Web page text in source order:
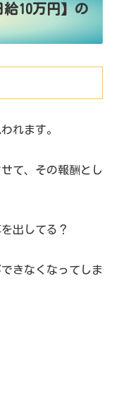
10万円】の
れます。
て、その報酬とし
出してる？
きなくなってしま